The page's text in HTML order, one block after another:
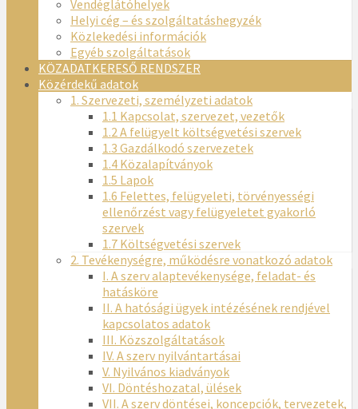
Vendéglátóhelyek
Helyi cég – és szolgáltatáshegyzék
Közlekedési információk
Egyéb szolgáltatások
KÖZADATKERESŐ RENDSZER
Közérdekű adatok
1. Szervezeti, személyzeti adatok
1.1 Kapcsolat, szervezet, vezetők
1.2 A felügyelt költségvetési szervek
1.3 Gazdálkodó szervezetek
1.4 Közalapítványok
1.5 Lapok
1.6 Felettes, felügyeleti, törvényességi
ellenőrzést vagy felügyeletet gyakorló
szervek
1.7 Költségvetési szervek
2. Tevékenységre, működésre vonatkozó adatok
I. A szerv alaptevékenysége, feladat- és
hatásköre
II. A hatósági ügyek intézésének rendjével
kapcsolatos adatok
III. Közszolgáltatások
IV. A szerv nyilvántartásai
V. Nyilvános kiadványok
VI. Döntéshozatal, ülések
VII. A szerv döntései, koncepciók, tervezetek,